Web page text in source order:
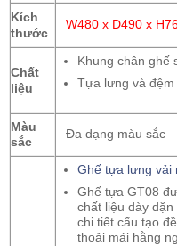
Kích
thước
W480 x D490 x
Chất
liệu
Khung chân ghế
Tựa lưng và
Màu
sắc
Đa dạng màu sắc
Ghế tựa lưng vải
Ghế tựa GT08
chất liệu dày
chi tiết cấu tạo
thoải mái hằng